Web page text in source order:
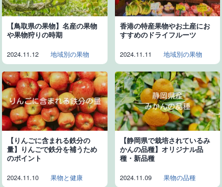
【鳥取県の果物】名産の果物
や果物狩りの時期
2024.11.12 地域別の果物
香港の特産果物やお土産にお
すすめのドライフルーツ
2024.11.11 地域別の果物
【りんごに含まれる鉄分の
量】りんごで鉄分を補うため
のポイント
2024.11.10 果物と健康
【静岡県で栽培されているみ
かんの品種】オリジナル品
種・新品種
2024.11.09 果物の品種